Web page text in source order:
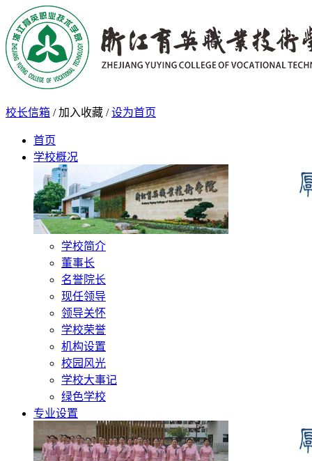
校长信箱 / 加入收藏 / 设为首页
首页
学校概况
学校简介
董事长
名誉院长
现任领导
领导关怀
学校荣誉
机构设置
校园风光
学校大事记
绿色学校
专业设置